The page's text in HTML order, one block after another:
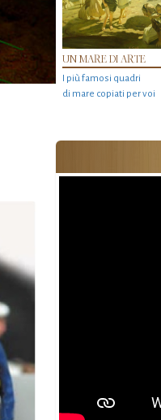
UN MARE DI ARTE
I più famosi quadri
di mare copiati per voi